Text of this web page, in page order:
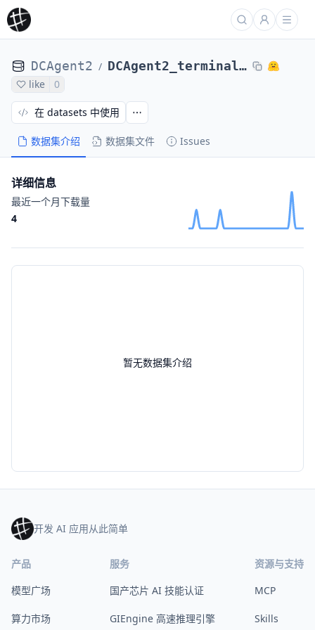
DCAgent2 / DCAgent2_terminal_bench_2_DCAgent_nl2bash-nl2bash-bugsseq_Qwen3-8B-maxEps24-11209d693e2
like 0
数据集介绍 数据集文件 Issues
在 datasets 中使用
暂无数据集介绍
详细信息
最近一个月下载量
4
开发 AI 应用从此简单
产品
模型广场
算力市场
服务
国产芯片 AI 技能认证
GIEngine 高速推理引擎
资源与支持
MCP
Skills